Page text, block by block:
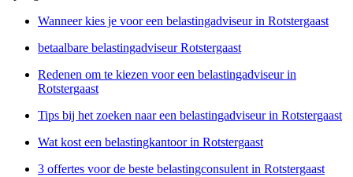
Wanneer kies je voor een belastingadviseur in Rotstergaast
betaalbare belastingadviseur Rotstergaast
Redenen om te kiezen voor een belastingadviseur in
Rotstergaast
Tips bij het zoeken naar een belastingadviseur in Rotstergaast
Wat kost een belastingkantoor in Rotstergaast
3 offertes voor de beste belastingconsulent in Rotstergaast